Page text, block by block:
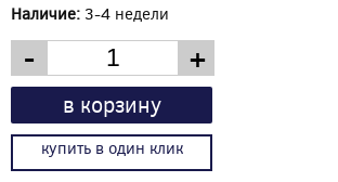
Наличие: 3-4 недели
- +
в корзину
купить в один клик